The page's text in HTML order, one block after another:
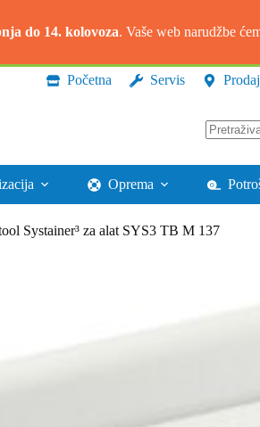
do 14. kolovoza. Vaše web narudžbe
Početna Servis
rezultata.
Oprema
Systainer³ za alat SYS3 TB M 137